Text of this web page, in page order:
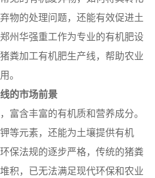
物的处理问题，还能有效促进土
州华强重工作为专业的有机肥设
粪加工有机肥生产线，帮助农业
。
的市场前景
富含丰富的有机质和营养成分。
等元素，还能为土壤提供有机
保法规的逐步严格，传统的猪粪
积，已无法满足现代环保和农业